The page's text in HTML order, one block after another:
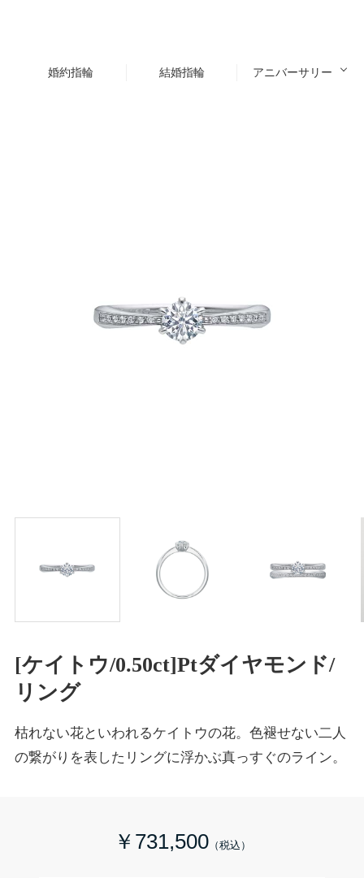
婚約指輪 結婚指輪 アニバーサリー
[ケイトウ/0.50ct]Ptダイヤモンド/
リング
枯れない花といわれるケイトウの花。色褪せない二人
の繋がりを表したリングに浮かぶ真っすぐのライン。
￥731,500